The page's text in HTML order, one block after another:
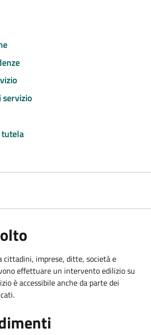
servizio
cittadini, imprese, ditte, società e
effettuare un intervento edilizio su
è accessibile anche da parte dei